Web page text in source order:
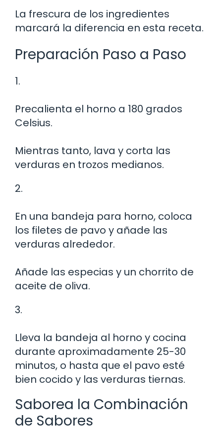
La frescura de los ingredientes
marcará la diferencia en esta receta.
Preparación Paso a Paso
1.
Precalienta el horno a 180 grados
Celsius.
Mientras tanto, lava y corta las
verduras en trozos medianos.
2.
En una bandeja para horno, coloca
los filetes de pavo y añade las
verduras alrededor.
Añade las especias y un chorrito de
aceite de oliva.
3.
Lleva la bandeja al horno y cocina
durante aproximadamente 25-30
minutos, o hasta que el pavo esté
bien cocido y las verduras tiernas.
Saborea la Combinación
de Sabores